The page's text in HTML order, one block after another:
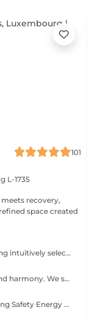
101
L-1735
recovery,
space created
A restorative, hands-on-off treatment using intuitively selected crystals placed on and around the body. - A 20 minute phone call before the session to explore your goals and tailor your plan - A personalized Crystal body layout (and intention focused grids if needed) - Chakra balancing to realign and stabilize your energy centers - Energy field cleansing (aura sweep, grounding, and sealing) - Yin-Yang harmonization for overall energetic coherence - Aftercare suggestions Ideal for: stress relief, emotional balance, mental clarity, energetic reset. For questions and additional information, please contact claudia@4elements.lu
A signature blend for whole body and mind harmony. We set your intention, select specific crystals, and apply JSJ flows that complement your needsperfect for layered support (physical, emotional, and subtle energy). For questions and additional information, please contact claudia@4elements.lu
A deeply calming, light-touch practice using Safety Energy Locks to free energetic blockages that can affect the emotional and physical body. - A 20 minute phone call before the session to explore your goals and tailor your plan - Individualized flows for nervous system soothing, digestive ease, musculoskeletal comfort and hormonal transitions It can be integrated into a crystal session or booked as a standalone treatment. Ideal for: nervous system support, gentle pain relief support, sleep, emotional relief. For questions and additional information, please contact claudia@4elements.lu